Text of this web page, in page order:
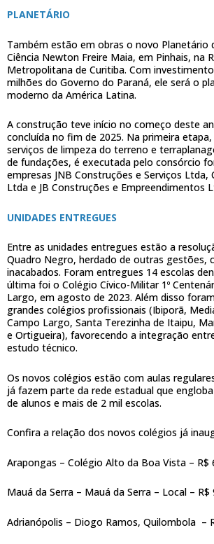
PLANETÁRIO
Também estão em obras o novo Planetário
Ciência Newton Freire Maia, em Pinhais, na
Metropolitana de Curitiba. Com
milhões do Governo do Paraná, ele será o
moderno da América Latina.
A construção teve início no começo deste
concluída no fim de 2025. Na primeira
serviços de limpeza do terreno e
de fundações, é executada pelo consórcio
empresas JNB Construções e Serviços Ltda,
Ltda e JB Construções e Empreendimentos
UNIDADES ENTREGUES
Entre as unidades entregues estão a
Quadro Negro, herdado de outras gestões,
inacabados. Foram entregues 14 escolas
última foi o Colégio Cívico-Militar 1º
Largo, em agosto de 2023. Além disso
grandes colégios profissionais (Ibiporã,
Campo Largo, Santa Terezinha de Itaipu,
e Ortigueira), favorecendo a integração
estudo técnico.
Os novos colégios estão com aulas
já fazem parte da rede estadual que
de alunos e mais de 2 mil escolas.
Confira a relação dos novos colégios já
Arapongas – Colégio Alto da Boa Vista – R$
Mauá da Serra – Mauá da Serra – Local – R$
Adrianópolis – Diogo Ramos, Quilombola –